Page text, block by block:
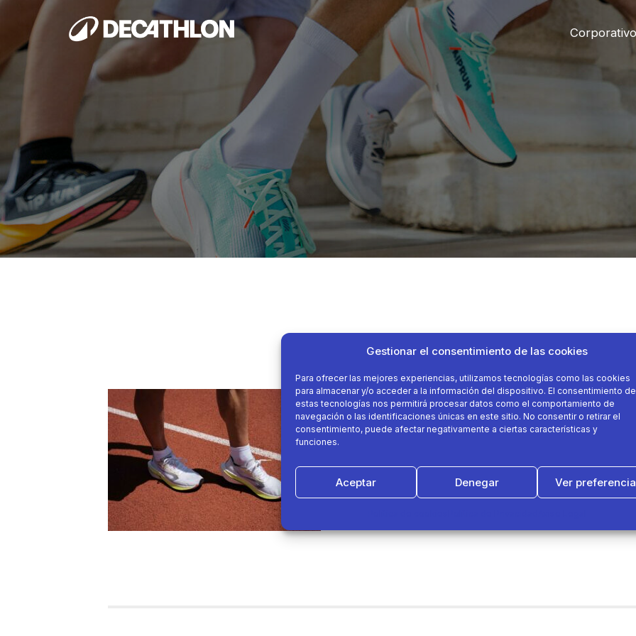
Gestionar el consentimiento de las cookies
Para ofrecer las mejores experiencias, utilizamos tecnologías como las cookies
para almacenar y/o acceder a la información del dispositivo. El consentimiento de
estas tecnologías nos permitirá procesar datos como el comportamiento de
navegación o las identificaciones únicas en este sitio. No consentir o retirar el
consentimiento, puede afectar negativamente a ciertas características y
funciones.
Aceptar Denegar Ver
Corporativo